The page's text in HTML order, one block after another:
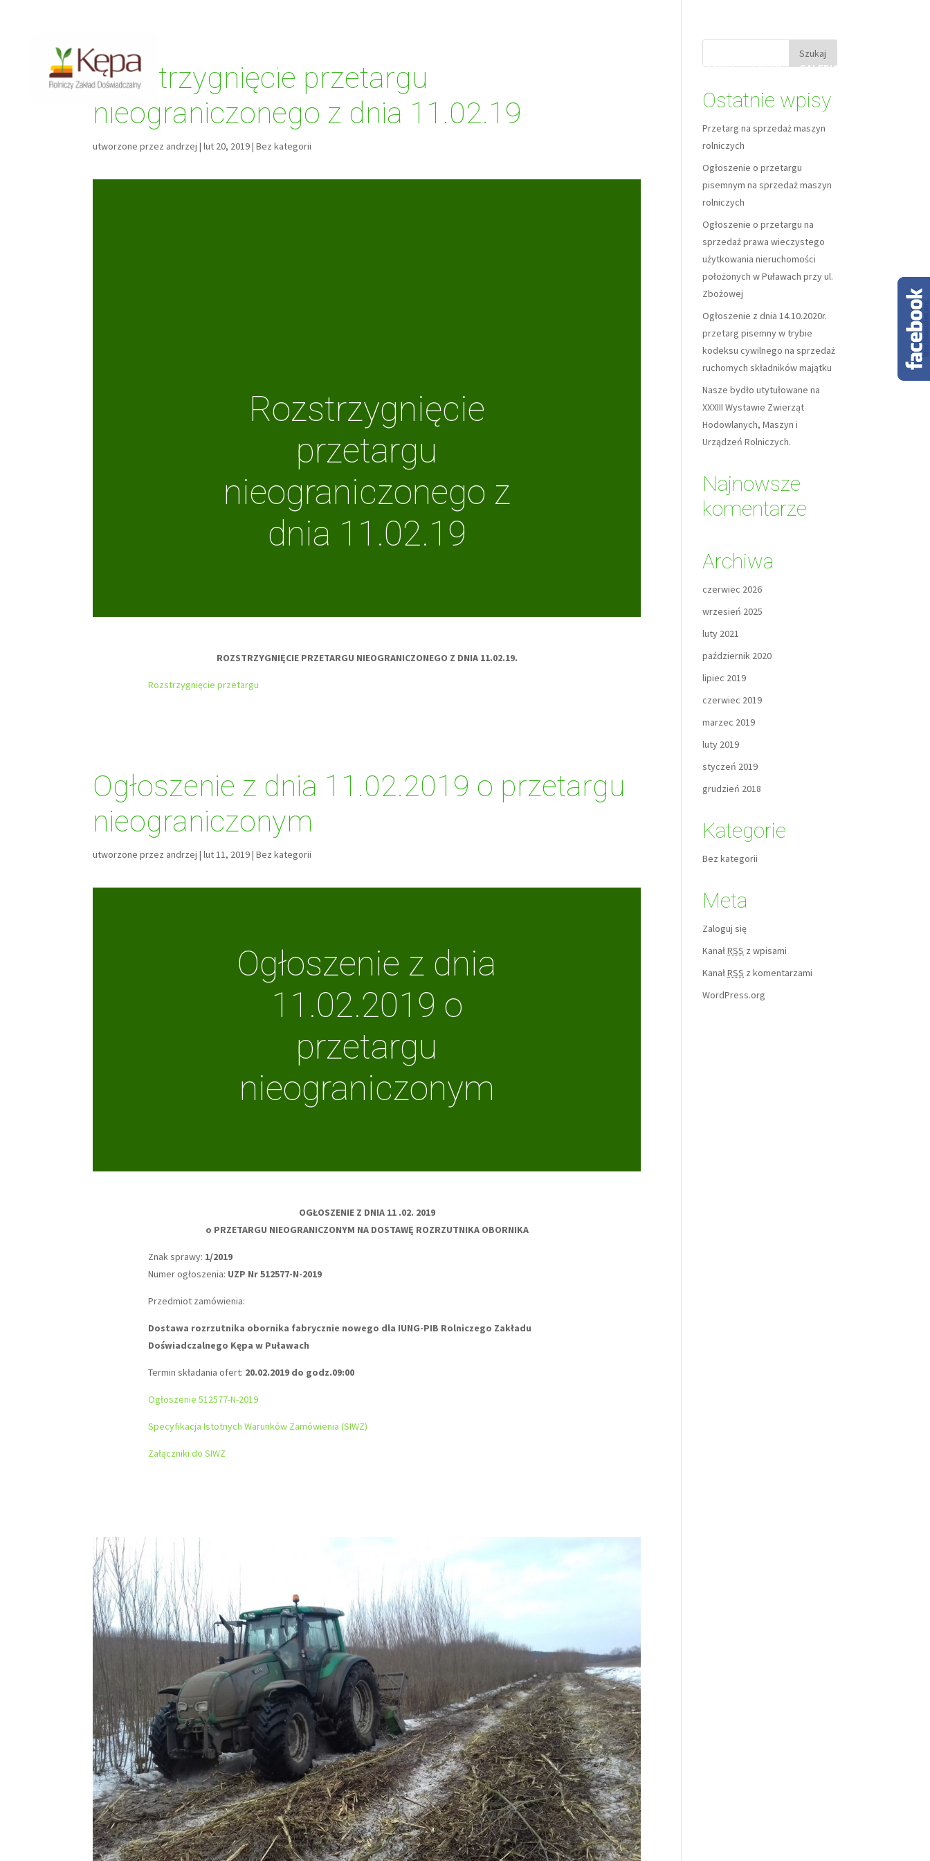
DOŚWIADCZENIA POLOWE PRZETARGI SKLEP GALERIA
Rozstrzygnięcie przetargu
nieograniczonego z dnia 11.02.19
utworzone przez andrzej |lut 20, 2019|Bez kategorii
Rozstrzygnięcie
przetargu
nieograniczonego z
dnia 11.02.19
ROZSTRZYGNIĘCIE PRZETARGU NIEOGRANICZONEGO Z DNIA 11.02.19.
Rozstrzygnięcie przetargu
Ogłoszenie z dnia 11.02.2019 o przetargu
nieograniczonym
utworzone przez andrzej |lut 11, 2019|Bez kategorii
Ogłoszenie z dnia
11.02.2019 o
przetargu
nieograniczonym
OGŁOSZENIE Z DNIA 11 .02. 2019
o PRZETARGU NIEOGRANICZONYM NA DOSTAWĘ ROZRZUTNIKA OBORNIKA
Znak sprawy: 1/2019
Numer ogłoszenia: UZP Nr 512577-N-2019
Przedmiot zamówienia:
Dostawa rozrzutnika obornika fabrycznie nowego dla IUNG-PIB Rolniczego Zakładu
Doświadczalnego Kępa w Puławach
Termin składania ofert: 20.02.2019 do godz.09:00
Ogłoszenie 512577-N-2019
Specyfikacja Istotnych Warunków Zamówienia (SIWZ)
Załączniki do SIWZ
Ostatnie wpisy
Przetarg na sprzedaż maszyn
rolniczych
Ogłoszenie o przetargu
pisemnym na sprzedaż maszyn
rolniczych
Ogłoszenie o przetargu na
sprzedaż prawa wieczystego
użytkowania nieruchomości
położonych w Puławach przy ul.
Zbożowej
Ogłoszenie z dnia 14.10.2020r.
przetarg pisemny w trybie
kodeksu cywilnego na sprzedaż
ruchomych składników majątku
Nasze bydło utytułowane na
XXXIII Wystawie Zwierząt
Hodowlanych, Maszyn i
Urządzeń Rolniczych.
Najnowsze
komentarze
Archiwa
czerwiec 2026
wrzesień 2025
luty 2021
październik 2020
lipiec 2019
czerwiec 2019
marzec 2019
luty 2019
styczeń 2019
grudzień 2018
Kategorie
Bez kategorii
Meta
Zaloguj się
KanałRSS z wpisami
KanałRSS z komentarzami
WordPress.org